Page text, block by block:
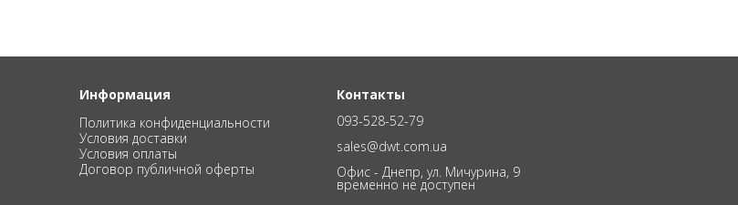
Информация
Политика конфиденциальности
Условия доставки
Условия оплаты
Договор публичной оферты
Контакты
093-528-52-79
sales@dwt.com.ua
Офис - Днепр, ул. Мичурина, 9
временно не доступен